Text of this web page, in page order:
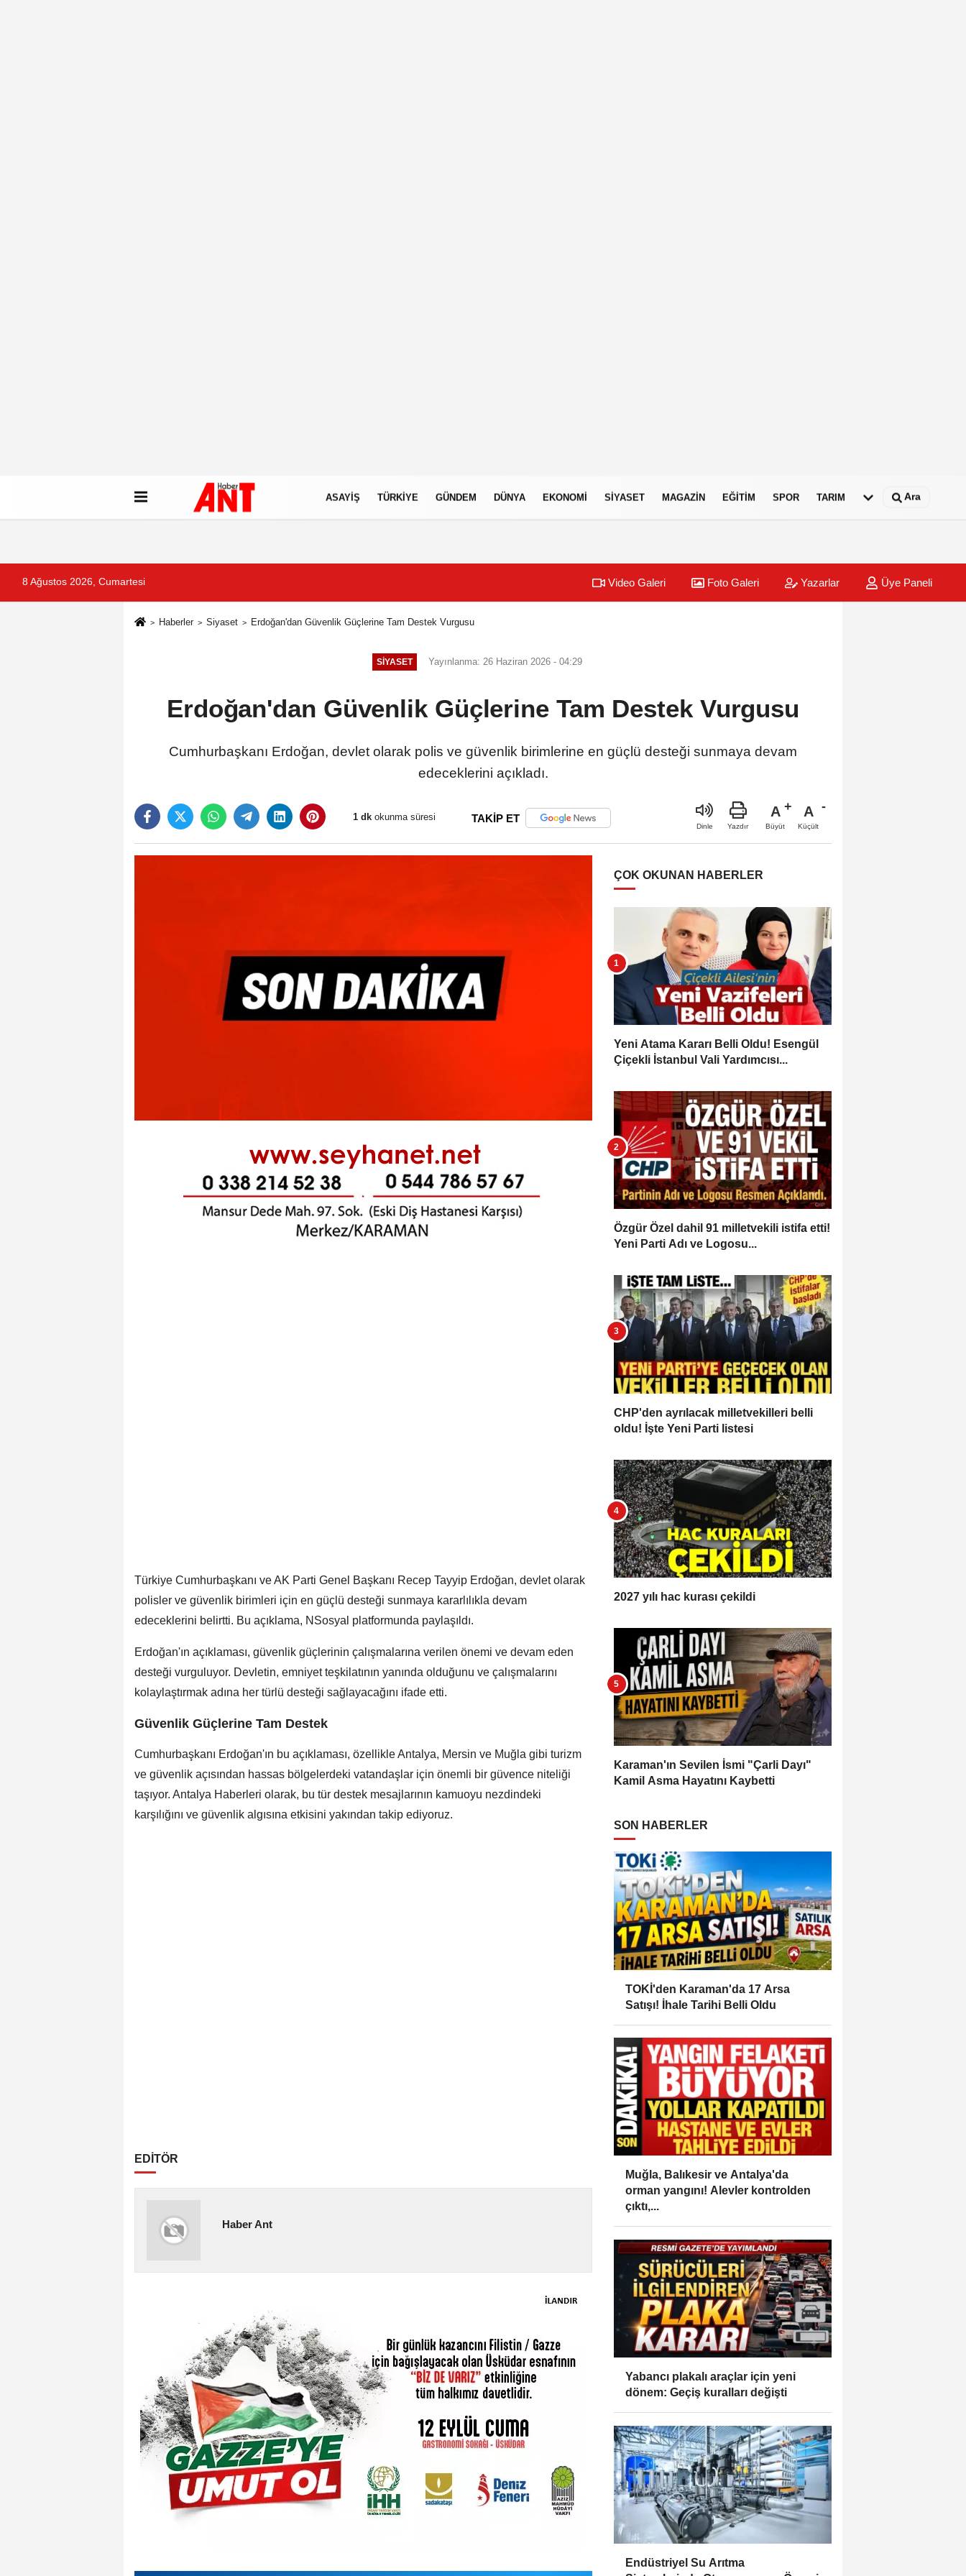
ASAYIŞ TÜRKIYE GÜNDEM DÜNYA EKONOMI SIYASET MAGAZIN EĞITIM SPOR TARIM Ara
8 Ağustos 2026, Cumartesi Video Galeri Foto Galeri Yazarlar Üye Paneli
Haberler Siyaset Erdoğan'dan Güvenlik Güçlerine Tam Destek Vurgusu
SIYASET Yayınlanma: 26 Haziran 2026 - 04:29
Erdoğan'dan Güvenlik Güçlerine Tam Destek Vurgusu
Cumhurbaşkanı Erdoğan, devlet olarak polis ve güvenlik birimlerine en güçlü desteği sunmaya devam
edeceklerini açıkladı.
1 dk okunma süresi TAKİP ET
Dinle Yazdır
A
Büyüt
A
Küçült
Türkiye Cumhurbaşkanı ve AK Parti Genel Başkanı Recep Tayyip Erdoğan, devlet olarak
polisler ve güvenlik birimleri için en güçlü desteği sunmaya kararlılıkla devam
edeceklerini belirtti. Bu açıklama, NSosyal platformunda paylaşıldı.
Erdoğan'ın açıklaması, güvenlik güçlerinin çalışmalarına verilen önemi ve devam eden
desteği vurguluyor. Devletin, emniyet teşkilatının yanında olduğunu ve çalışmalarını
kolaylaştırmak adına her türlü desteği sağlayacağını ifade etti.
Güvenlik Güçlerine Tam Destek
Cumhurbaşkanı Erdoğan'ın bu açıklaması, özellikle Antalya, Mersin ve Muğla gibi turizm
ve güvenlik açısından hassas bölgelerdeki vatandaşlar için önemli bir güvence niteliği
taşıyor. Antalya Haberleri olarak, bu tür destek mesajlarının kamuoyu nezdindeki
karşılığını ve güvenlik algısına etkisini yakından takip ediyoruz.
EDİTÖR
Haber Ant
ÇOK OKUNAN HABERLER
Yeni Atama Kararı Belli Oldu! Esengül
Çiçekli İstanbul Vali Yardımcısı...
Özgür Özel dahil 91 milletvekili istifa etti!
Yeni Parti Adı ve Logosu...
CHP'den ayrılacak milletvekilleri belli
oldu! İşte Yeni Parti listesi
2027 yılı hac kurası çekildi
Karaman'ın Sevilen İsmi "Çarli Dayı"
Kamil Asma Hayatını Kaybetti
SON HABERLER
TOKİ'den Karaman'da 17 Arsa
Satışı! İhale Tarihi Belli Oldu
Muğla, Balıkesir ve Antalya'da
orman yangını! Alevler kontrolden
çıktı,...
Yabancı plakalı araçlar için yeni
dönem: Geçiş kuralları değişti
Endüstriyel Su Arıtma